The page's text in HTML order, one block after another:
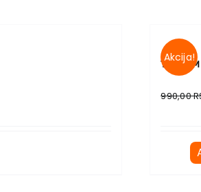
Akcija!
990,00